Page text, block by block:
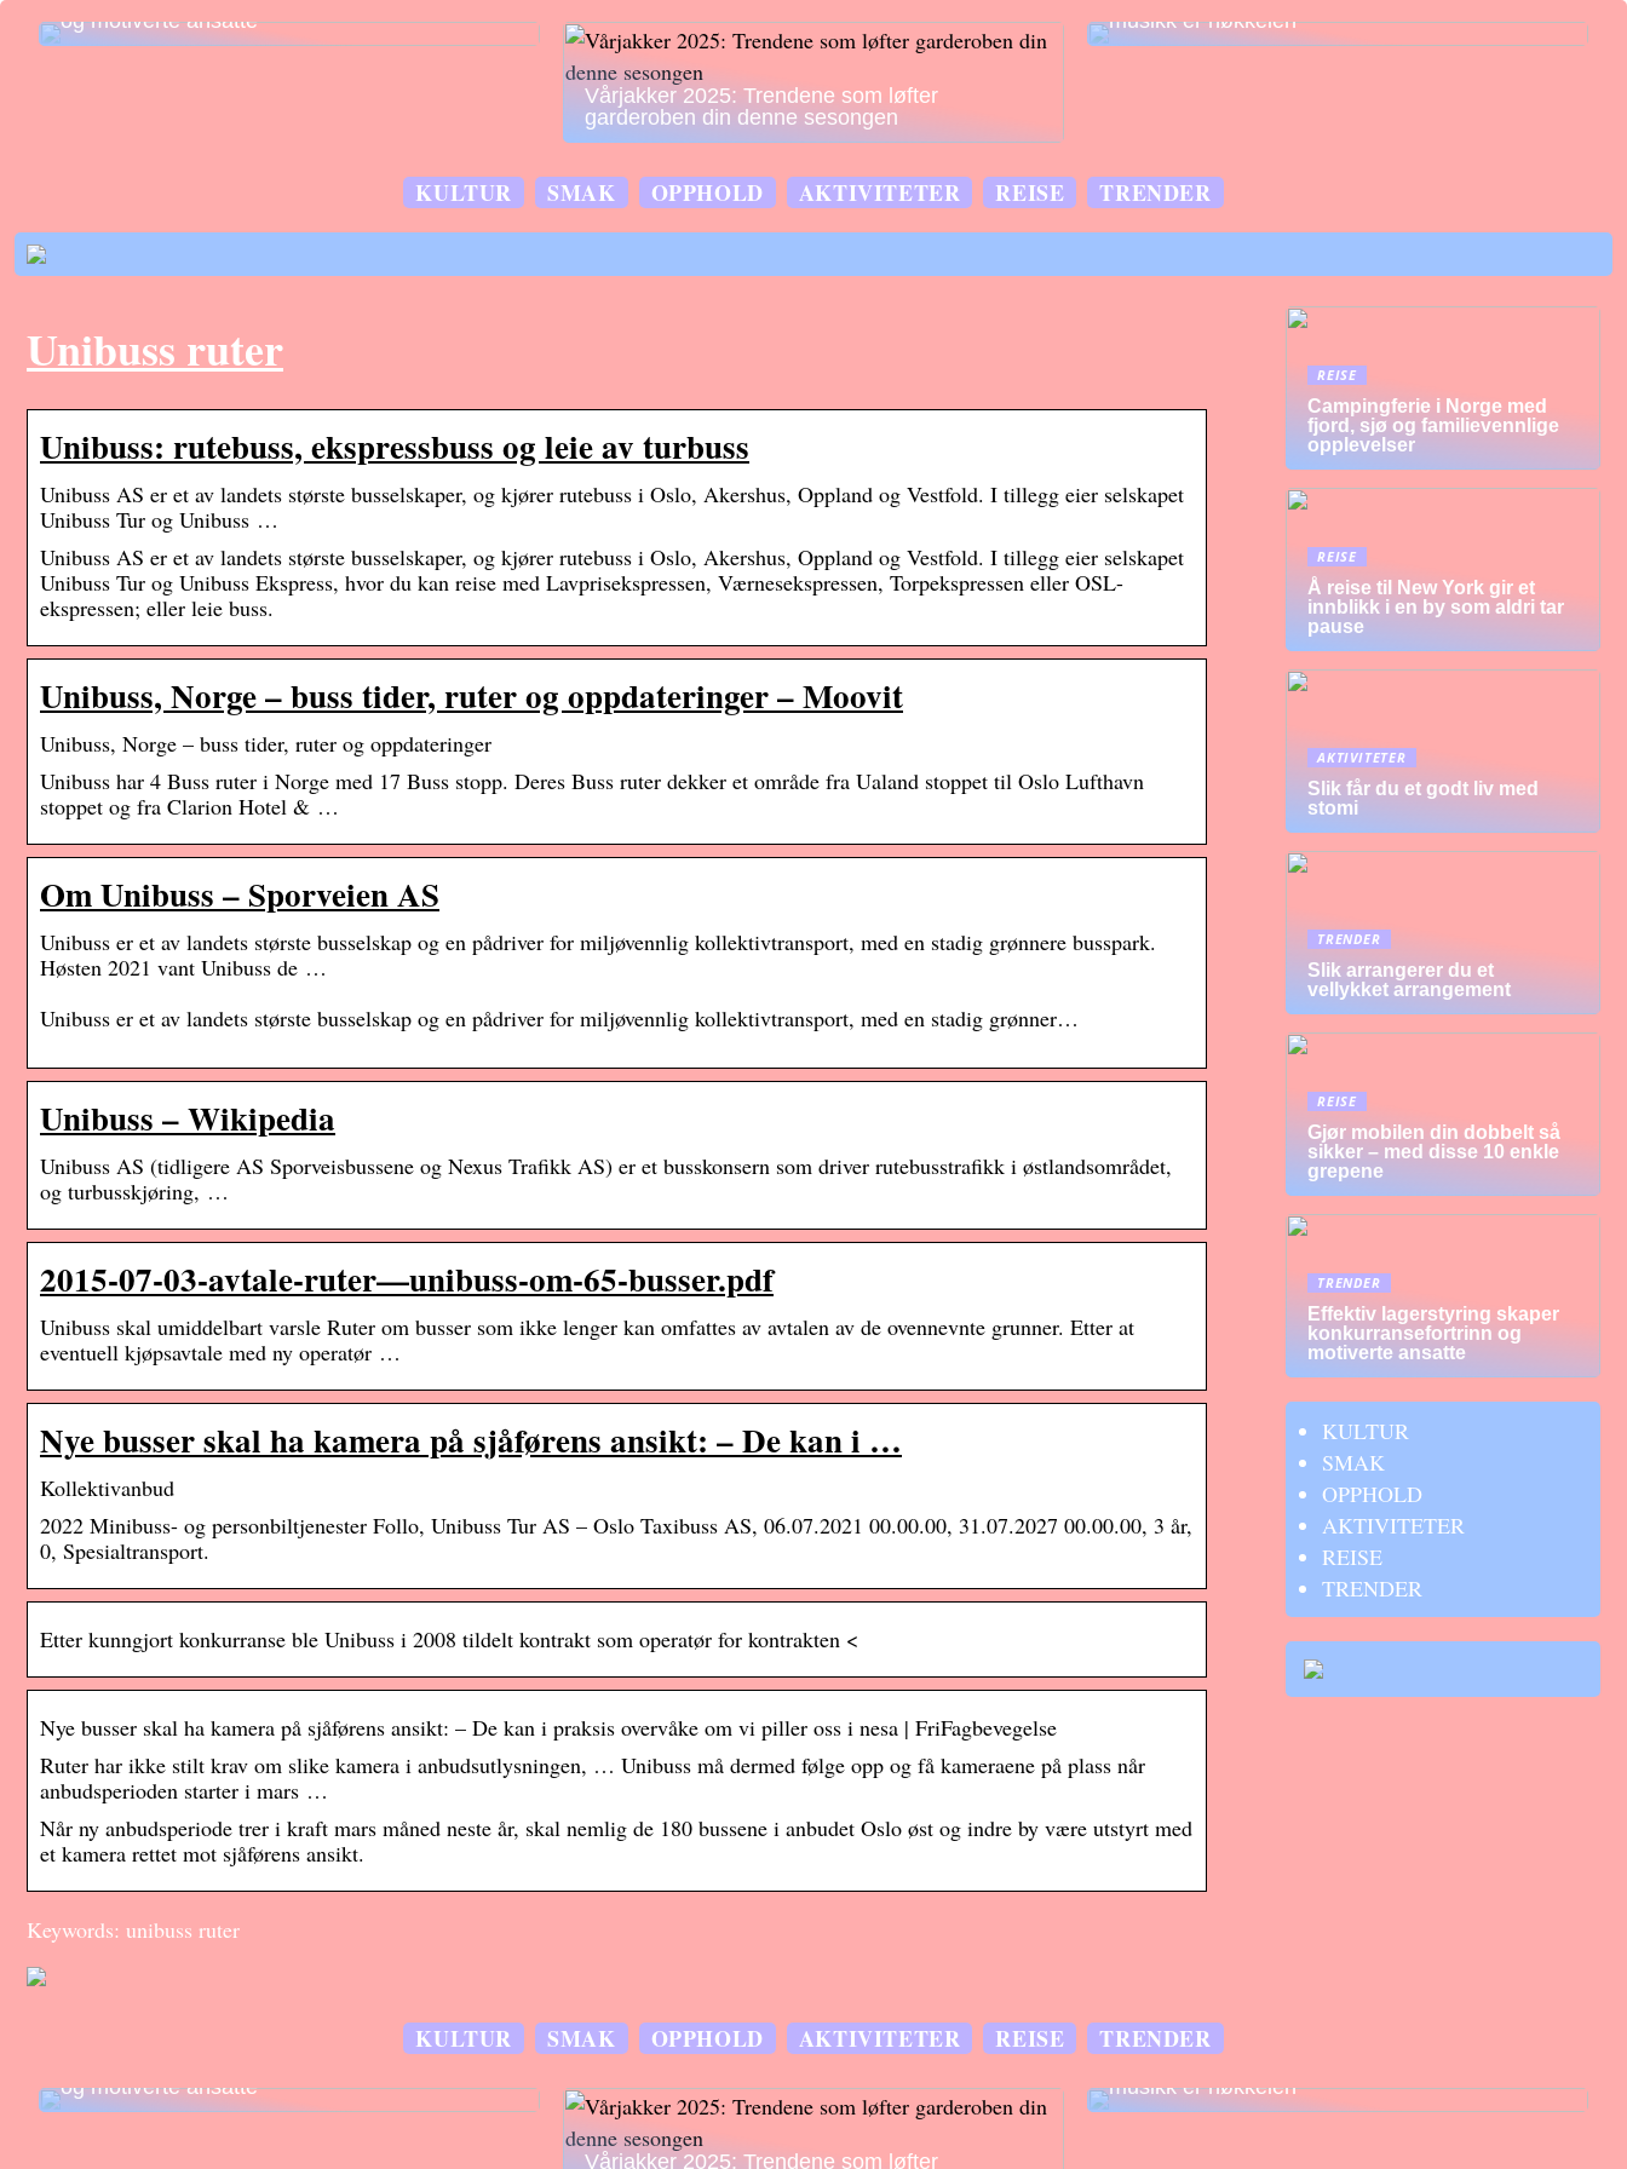
og motiverte ansatte
Vårjakker 2025: Trendene som løfter
garderoben din denne sesongen
musikk er nøkkelen
KULTUR SMAK OPPHOLD AKTIVITETER REISE TRENDER
Unibuss ruter
Unibuss: rutebuss, ekspressbuss og leie av turbuss
Unibuss AS er et av landets største busselskaper, og kjører rutebuss i Oslo, Akershus, Oppland og Vestfold. I tillegg eier selskapet
Unibuss Tur og Unibuss …
Unibuss AS er et av landets største busselskaper, og kjører rutebuss i Oslo, Akershus, Oppland og Vestfold. I tillegg eier selskapet
Unibuss Tur og Unibuss Ekspress, hvor du kan reise med Lavprisekspressen, Værnesekspressen, Torpekspressen eller OSL-
ekspressen; eller leie buss.
Unibuss, Norge – buss tider, ruter og oppdateringer – Moovit
Unibuss, Norge – buss tider, ruter og oppdateringer
Unibuss har 4 Buss ruter i Norge med 17 Buss stopp. Deres Buss ruter dekker et område fra Ualand stoppet til Oslo Lufthavn
stoppet og fra Clarion Hotel & …
Om Unibuss – Sporveien AS
Unibuss er et av landets største busselskap og en pådriver for miljøvennlig kollektivtransport, med en stadig grønnere busspark.
Høsten 2021 vant Unibuss de …
Unibuss er et av landets største busselskap og en pådriver for miljøvennlig kollektivtransport, med en stadig grønner…
Unibuss – Wikipedia
Unibuss AS (tidligere AS Sporveisbussene og Nexus Trafikk AS) er et busskonsern som driver rutebusstrafikk i østlandsområdet,
og turbusskjøring, …
2015-07-03-avtale-ruter—unibuss-om-65-busser.pdf
Unibuss skal umiddelbart varsle Ruter om busser som ikke lenger kan omfattes av avtalen av de ovennevnte grunner. Etter at
eventuell kjøpsavtale med ny operatør …
Nye busser skal ha kamera på sjåførens ansikt: – De kan i …
Kollektivanbud
2022 Minibuss- og personbiltjenester Follo, Unibuss Tur AS – Oslo Taxibuss AS, 06.07.2021 00.00.00, 31.07.2027 00.00.00, 3 år,
0, Spesialtransport.
Etter kunngjort konkurranse ble Unibuss i 2008 tildelt kontrakt som operatør for kontrakten <
Nye busser skal ha kamera på sjåførens ansikt: – De kan i praksis overvåke om vi piller oss i nesa | FriFagbevegelse
Ruter har ikke stilt krav om slike kamera i anbudsutlysningen, … Unibuss må dermed følge opp og få kameraene på plass når
anbudsperioden starter i mars …
Når ny anbudsperiode trer i kraft mars måned neste år, skal nemlig de 180 bussene i anbudet Oslo øst og indre by være utstyrt med
et kamera rettet mot sjåførens ansikt.
Keywords: unibuss ruter
REISE
Campingferie i Norge med
fjord, sjø og familievennlige
opplevelser
REISE
Å reise til New York gir et
innblikk i en by som aldri tar
pause
AKTIVITETER
Slik får du et godt liv med
stomi
TRENDER
Slik arrangerer du et
vellykket arrangement
REISE
Gjør mobilen din dobbelt så
sikker – med disse 10 enkle
grepene
TRENDER
Effektiv lagerstyring skaper
konkurransefortrinn og
motiverte ansatte
KULTUR
SMAK
OPPHOLD
AKTIVITETER
REISE
TRENDER
KULTUR SMAK OPPHOLD AKTIVITETER REISE TRENDER
og motiverte ansatte
Vårjakker 2025: Trendene som løfter
musikk er nøkkelen